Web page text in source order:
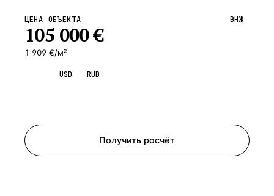
ЦЕНА ОБЪЕКТА
105 000€
1 909 €/м²
ВНЖ
USD RUB
Получить расчёт